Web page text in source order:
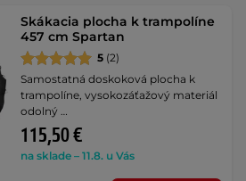
Skákacia plocha k trampolíne
457 cm Spartan
5 (2)
Samostatná doskoková plocha k
trampolíne, vysokozáťažový materiál
odolný …
115,50 €
na sklade – 11.8. u Vás